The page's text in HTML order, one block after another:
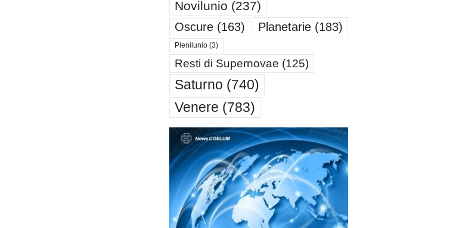
Novilunio (237)
Oscure(163) Planetarie(183)
Plenilunio(3)
Resti di Supernovae (125)
Saturno (740)
Venere (783)